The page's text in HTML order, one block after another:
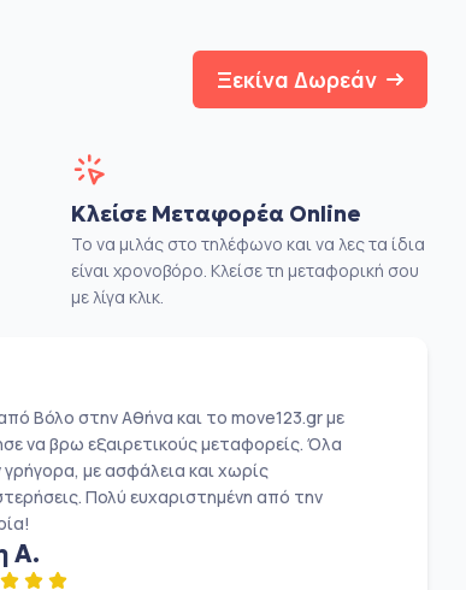
Ξεκίνα Δωρεάν
Κλείσε Μεταφορέα Online
Το να μιλάς στο τηλέφωνο και να λες τα ίδια
είναι χρονοβόρο. Κλείσε τη μεταφορική σου
με λίγα κλικ.
Βόλο στην Αθήνα και το move123.gr με
να βρω εξαιρετικούς μεταφορείς. Όλα
γρήγορα, με ασφάλεια και χωρίς
Πολύ ευχαριστημένη από την
Α.